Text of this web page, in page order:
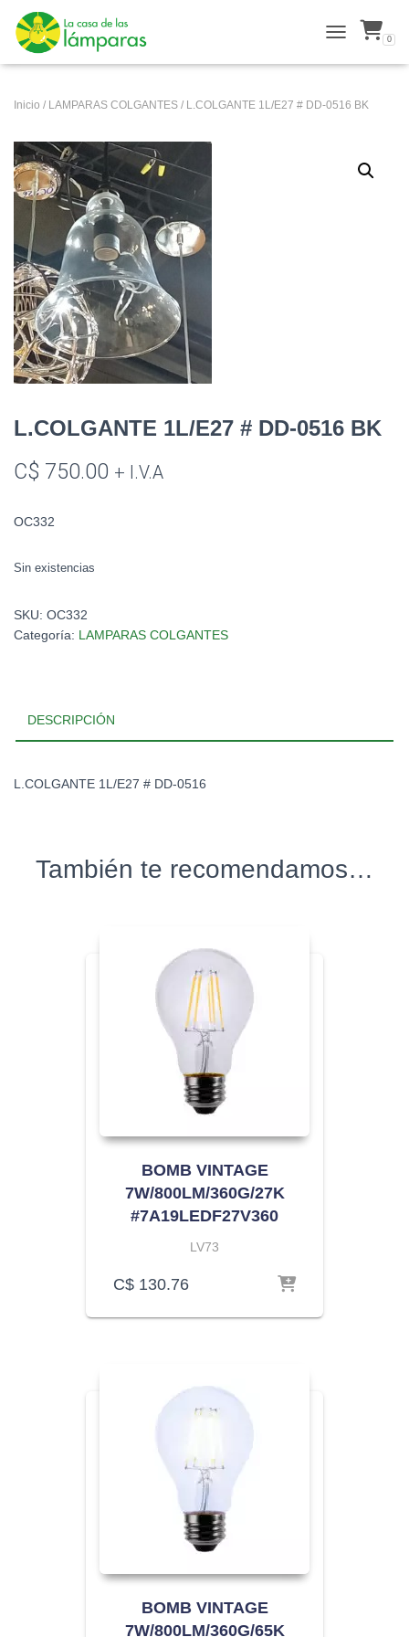
ALTERNAR
0
Inicio / LAMPARAS COLGANTES / L.COLGANTE 1L/E27 # DD-0516 BK
L.COLGANTE 1L/E27 # DD-0516 BK
C$ 750.00 + I.V.A
OC332
Sin existencias
SKU: OC332
Categoría: LAMPARAS COLGANTES
DESCRIPCIÓN
L.COLGANTE 1L/E27 # DD-0516
También te recomendamos…
BOMB VINTAGE
7W/800LM/360G/27K
#7A19LEDF27V360
LV73
C$ 130.76
BOMB VINTAGE
7W/800LM/360G/65K